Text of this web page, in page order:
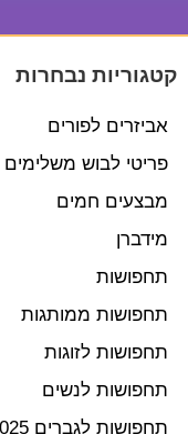
קטגוריות נבחרות
אביזרים לפורים
פריטי לבוש משלימים
מבצעים חמים
מידברן
תחפושות
תחפושות ממותגות
תחפושות לזוגות
תחפושות לנשים
תחפושות לגברים 2025